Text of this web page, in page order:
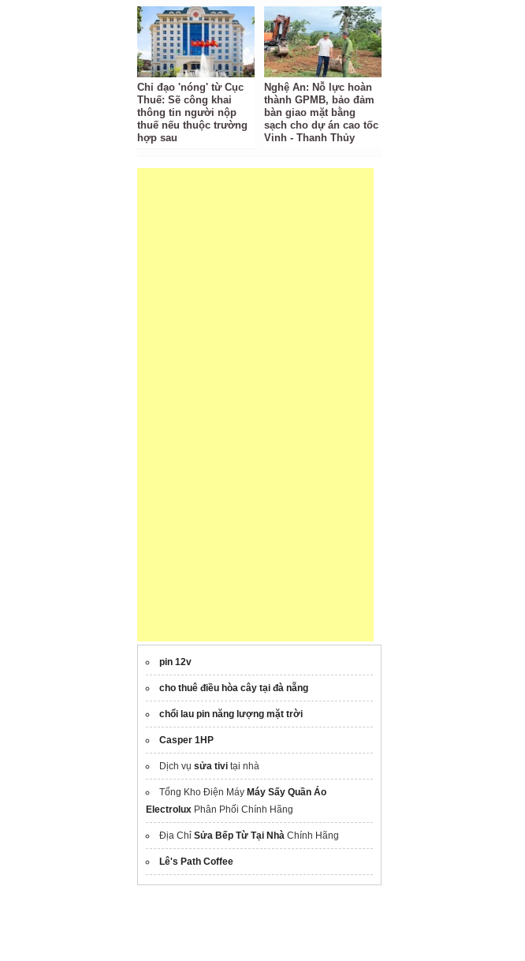
Chỉ đạo 'nóng' từ Cục
Thuế: Sẽ công khai
thông tin người nộp
thuế nếu thuộc trường
hợp sau
Nghệ An: Nỗ lực hoàn
thành GPMB, bảo đảm
bàn giao mặt bằng
sạch cho dự án cao tốc
Vinh - Thanh Thủy
pin 12v
cho thuê điều hòa cây tại đà nẵng
chổi lau pin năng lượng mặt trời
Casper 1HP
Dịch vụ sửa tivi tại nhà
Tổng Kho Điện Máy Máy Sấy Quần Áo
Electrolux Phân Phối Chính Hãng
Địa Chỉ Sửa Bếp Từ Tại Nhà Chính Hãng
Lê's Path Coffee